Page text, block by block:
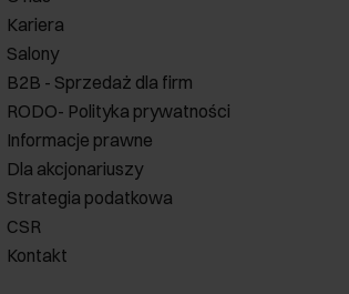
Kariera
Salony
B2B - Sprzedaż dla firm
RODO- Polityka prywatności
Informacje prawne
Dla akcjonariuszy
Strategia podatkowa
CSR
Kontakt